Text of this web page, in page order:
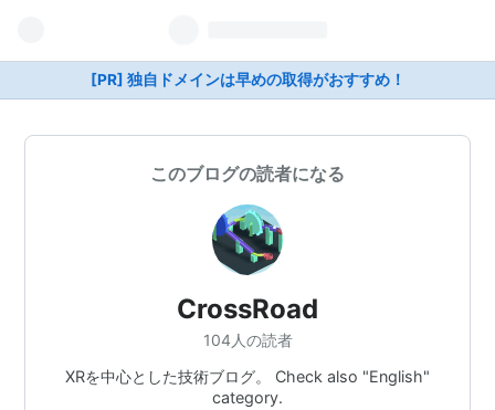
[PR] 独自ドメインは早めの取得がおすすめ！
このブログの読者になる
CrossRoad
104人の読者
XRを中心とした技術ブログ。 Check also "English"
category.